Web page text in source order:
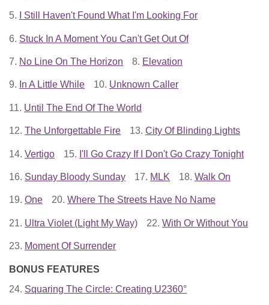
5. I Still Haven't Found What I'm Looking For
6. Stuck In A Moment You Can't Get Out Of
7. No Line On The Horizon 8. Elevation
9. In A Little While 10. Unknown Caller
11. Until The End Of The World
12. The Unforgettable Fire 13. City Of Blinding Lights
14. Vertigo 15. I'll Go Crazy If I Don't Go Crazy Tonight
16. Sunday Bloody Sunday 17. MLK 18. Walk On
19. One 20. Where The Streets Have No Name
21. Ultra Violet (Light My Way) 22. With Or Without You
23. Moment Of Surrender
BONUS FEATURES
24. Squaring The Circle: Creating U2360°